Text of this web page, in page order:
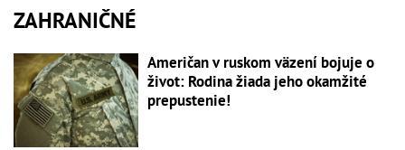
ZAHRANIČNÉ
Američan v ruskom väzení bojuje o
život: Rodina žiada jeho okamžité
prepustenie!